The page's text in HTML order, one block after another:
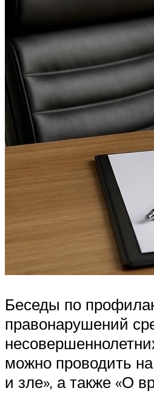
Беседы по
правонарушений
можно проводить
и зле», а также «О